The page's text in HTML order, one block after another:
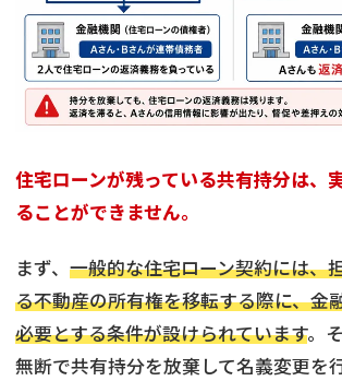
住宅ローンが残っている共有持分は、
ることができません。
まず、 一般的な住宅ローン契約には、
る不動産の所有権を移転する際に、金
必要とする条件が設けられています。
無断で共有持分を放棄して名義変更を